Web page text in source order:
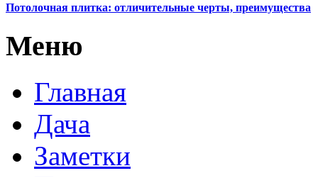
Потолочная плитка: отличительные черты, преимущества
Меню
Главная
Дача
Заметки